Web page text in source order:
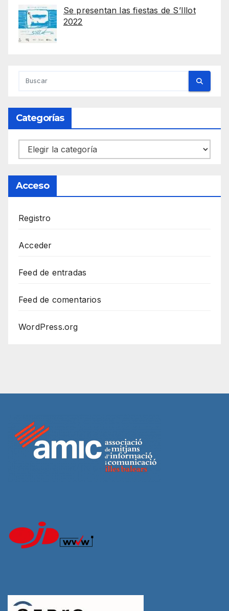
Se presentan las fiestas de S’Illot
2022
Categorías
Categorías
Acceso
Registro
Acceder
Feed de entradas
Feed de comentarios
WordPress.org